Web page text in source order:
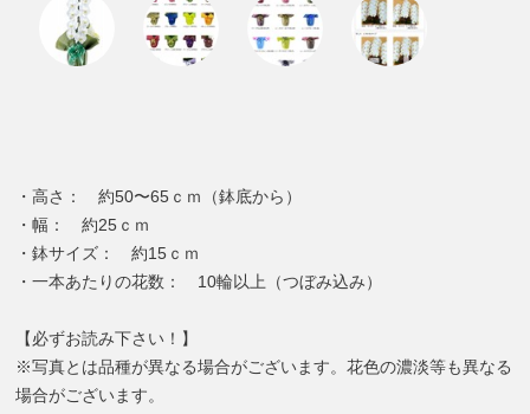
・高さ： 約50〜65ｃｍ（鉢底から）
・幅： 約25ｃｍ
・鉢サイズ： 約15ｃｍ
・一本あたりの花数： 10輪以上（つぼみ込み）
【必ずお読み下さい！】
※写真とは品種が異なる場合がございます。花色の濃淡等も異なる
場合がございます。